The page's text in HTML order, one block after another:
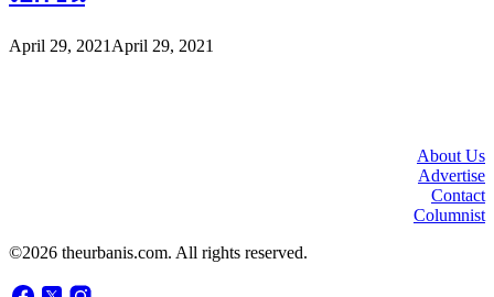
April 29, 2021 April 29, 2021
About Us
Advertise
Contact
Columnist
©2026 theurbanis.com. All rights reserved.